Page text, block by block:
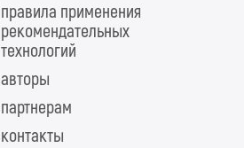
правила применения
рекомендательных
технологий
авторы
партнерам
контакты